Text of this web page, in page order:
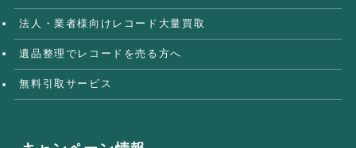
法人・業者様向けレコード大量買取
遺品整理でレコードを売る方へ
無料引取サービス